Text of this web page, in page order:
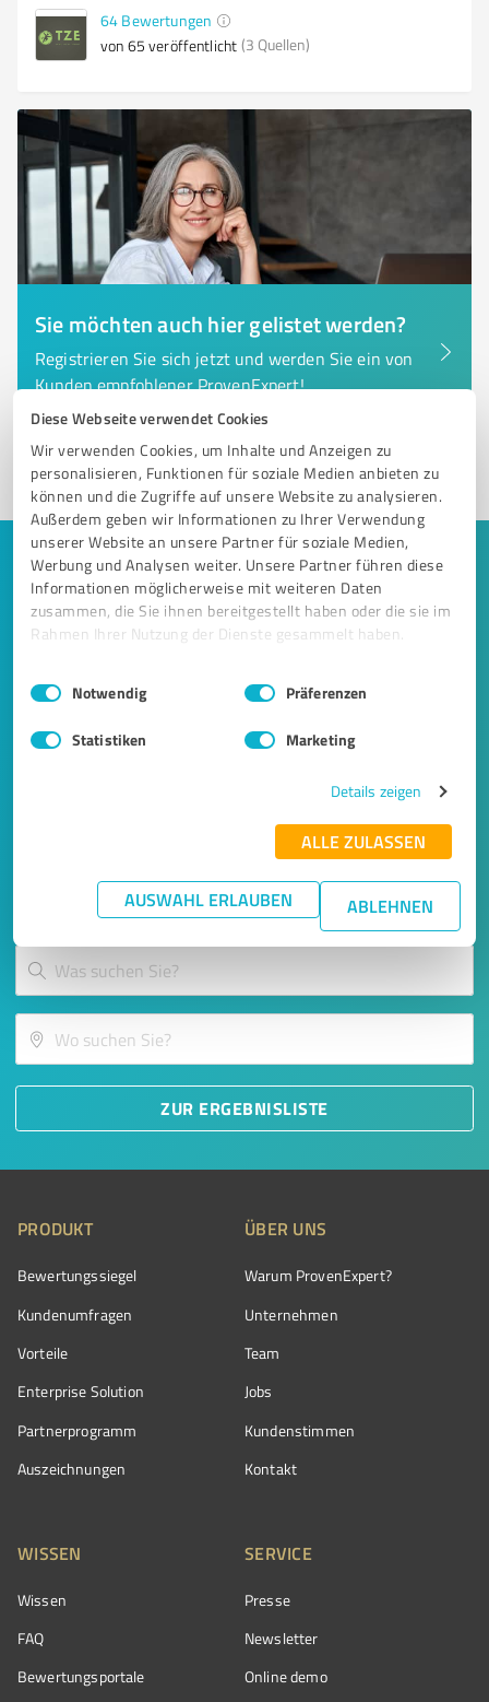
Diese Webseite verwendet Cookies
Wir verwenden Cookies, um Inhalte und Anzeigen zu
personalisieren, Funktionen für soziale Medien anbieten zu
können und die Zugriffe auf unsere Website zu analysieren.
Außerdem geben wir Informationen zu Ihrer Verwendung
unserer Website an unsere Partner für soziale Medien,
Werbung und Analysen weiter. Unsere Partner führen diese
Informationen möglicherweise mit weiteren Daten
zusammen, die Sie ihnen bereitgestellt haben oder die sie im
Rahmen Ihrer Nutzung der Dienste gesammelt haben.
Impressum Datenschutzbestimmungen
Einwilligungsauswahl
Notwendig Präferenzen
Statistiken Marketing
Details zeigen
ALLE ZULASSEN
AUSWAHL ERLAUBEN ABLEHNEN
64 Bewertungen
von 65 veröffentlicht (3 Quellen)
Sie möchten auch hier gelistet werden?
Registrieren Sie sich jetzt und werden Sie ein von
Kunden empfohlener ProvenExpert!
1
Finden Sie die beliebtesten
Dienstleister:
ZUR ERGEBNISLISTE
Keine Zeit für lange Recherchen und E-
Mails? Jetzt Angebote empfangen!
Nähe kontaktieren! Wir leiten Ihr Anliegen aus einem
kurzen Formular an bis zu 20 passende Dienstleister weiter.
PRODUKT
Bewertungssiegel
Kundenumfragen
Vorteile
Enterprise Solution
Partnerprogramm
Auszeichnungen
ÜBER UNS
Warum ProvenExpert?
Unternehmen
Team
Jobs
Kundenstimmen
Kontakt
WISSEN
Wissen
FAQ
Bewertungsportale
SERVICE
Presse
Newsletter
Online demo